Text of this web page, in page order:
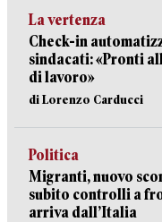
La vertenza
Check-in
sindacati: «Pronti
di lavoro»
di Lorenzo Carducci
Politica
Migranti, nuovo
subito controlli a
arriva dall’Italia